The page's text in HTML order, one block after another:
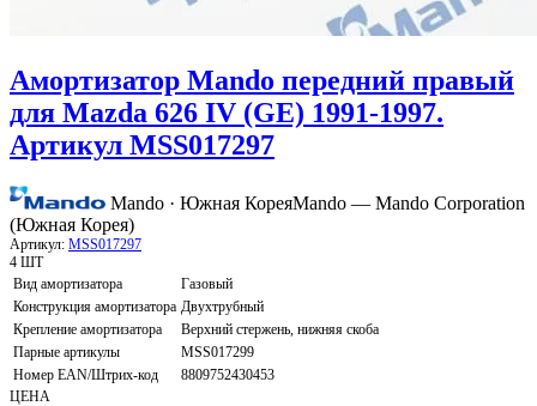
Амортизатор Mando передний правый
для Mazda 626 IV (GE) 1991-1997.
Артикул MSS017297
Mando · Южная КореяMando — Mando Corporation
(Южная Корея)
Артикул: MSS017297
4 ШТ
Вид амортизатора
Газовый
Конструкция амортизатора Двухтрубный
Крепление амортизатора
Верхний стержень, нижняя скоба
Парные артикулы
MSS017299
Номер EAN/Штрих-код
8809752430453
ЦЕНА